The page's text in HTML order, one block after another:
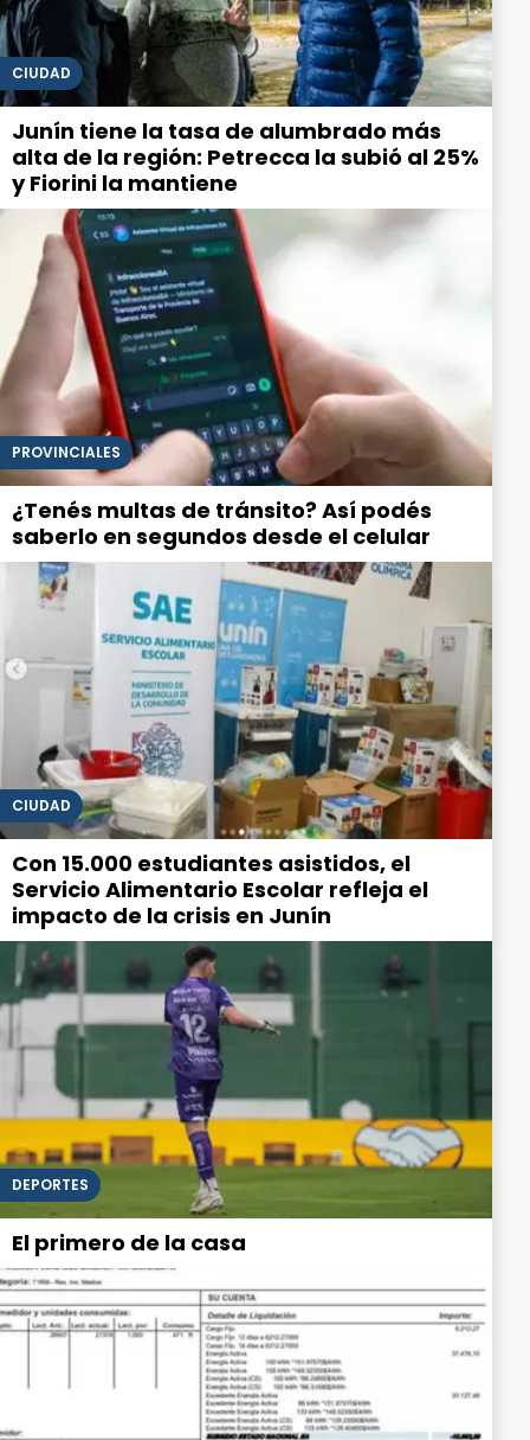
CIUDAD
Junín tiene la tasa de alumbrado más
alta de la región: Petrecca la subió al 25%
y Fiorini la mantiene
PROVINCIALES
¿Tenés multas de tránsito? Así podés
saberlo en segundos desde el celular
CIUDAD
Con 15.000 estudiantes asistidos, el
Servicio Alimentario Escolar refleja el
impacto de la crisis en Junín
DEPORTES
El primero de la casa